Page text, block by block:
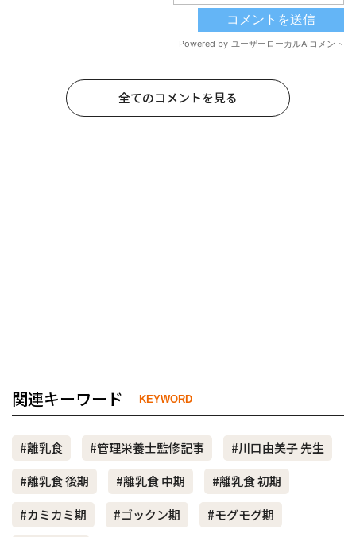
全てのコメントを見る
関連キーワード KEYWORD
#離乳食 #管理栄養士監修記事
#川口由美子 先生
#離乳食 後期
#離乳食 中期
#離乳食 初期
#カミカミ期
#ゴックン期 #モグモグ期